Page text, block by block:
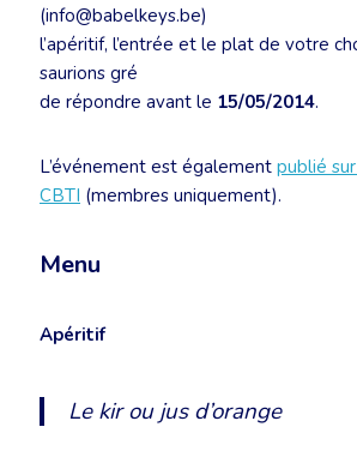
(info@babelkeys.be)
l’apéritif, l’entrée et le plat de votre
saurions gré
de répondre avant le 15/05/2014.
L’événement est également publié
CBTI (membres uniquement).
Menu
Apéritif
Le kir ou jus d’orange